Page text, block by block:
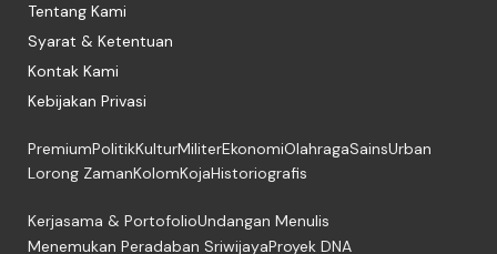
Tentang Kami
Syarat & Ketentuan
Kontak Kami
Kebijakan Privasi
PremiumPolitikKulturMiliterEkonomiOlahragaSainsUrban
Lorong ZamanKolomKojaHistoriografis
Kerjasama & PortofolioUndangan Menulis
Menemukan Peradaban SriwijayaProyek DNA